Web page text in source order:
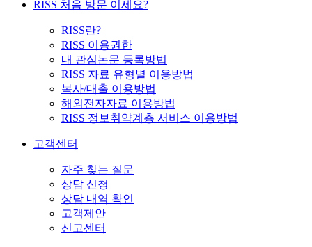
RISS 처음 방문 이세요?
RISS란?
RISS 이용권한
내 관심논문 등록방법
RISS 자료 유형별 이용방법
복사/대출 이용방법
해외전자자료 이용방법
RISS 정보취약계층 서비스 이용방법
고객센터
자주 찾는 질문
상담 신청
상담 내역 확인
고객제안
신고센터